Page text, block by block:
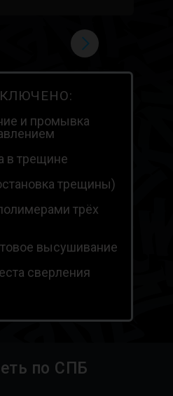
и промывка
в трещине
трещины)
трёх
высушивание
сверления
по СПБ